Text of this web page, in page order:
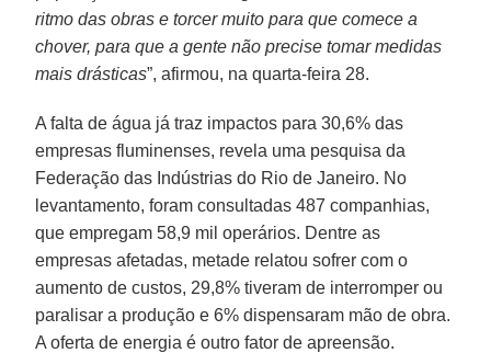
ritmo das obras e torcer muito para que comece a
chover, para que a gente não precise tomar medidas
mais drásticas”, afirmou, na quarta-feira 28.
A falta de água já traz impactos para 30,6% das
empresas fluminenses, revela uma pesquisa da
Federação das Indústrias do Rio de Janeiro. No
levantamento, foram consultadas 487 companhias,
que empregam 58,9 mil operários. Dentre as
empresas afetadas, metade relatou sofrer com o
aumento de custos, 29,8% tiveram de interromper ou
paralisar a produção e 6% dispensaram mão de obra.
A oferta de energia é outro fator de apreensão.